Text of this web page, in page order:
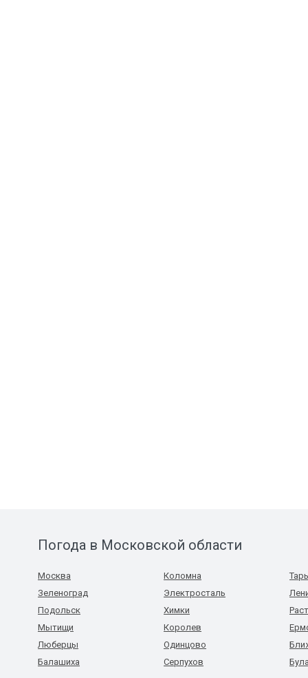
Погода в Московской области
Москва
Зеленоград
Подольск
Мытищи
Люберцы
Балашиха
Коломна
Электросталь
Химки
Королев
Одинцово
Серпухов